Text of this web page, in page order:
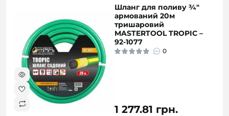
Шланг для поливу ¾"
армований 20м
тришаровий
MASTERTOOL TROPIC –
92-1077
0
1 277.81 грн.